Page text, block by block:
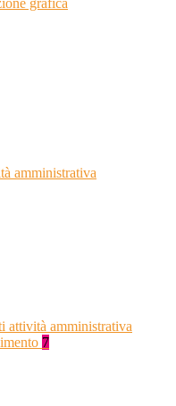
grafica
amministrativa
attività amministrativa
7